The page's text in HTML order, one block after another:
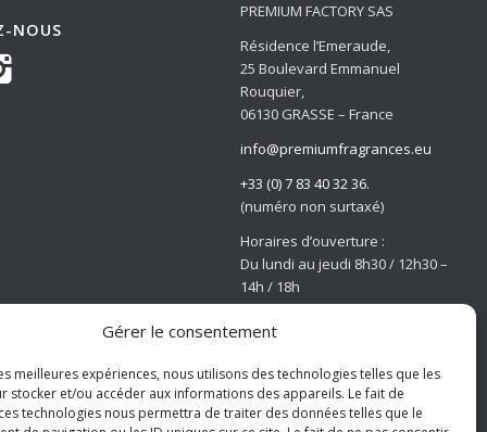
Gérer le consentement
meilleures expériences, nous utilisons des technologies telles que les
stocker et/ou accéder aux informations des appareils. Le fait de
technologies nous permettra de traiter des données telles que le
NOUS
PREMIUM FACTORY SAS
Résidence l’Emeraude,
25 Boulevard Emmanuel
Rouquier,
06130 GRASSE – France
info@premiumfragrances.eu
+33 (0) 7 83 40 32 36.
(numéro non surtaxé)
Horaires d’ouverture :
Du lundi au jeudi 8h30 / 12h30 –
14h / 18h
Le vendredi 8h30 / 12h